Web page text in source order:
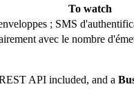
To watch
; SMS
avec le nombre
API included, and a